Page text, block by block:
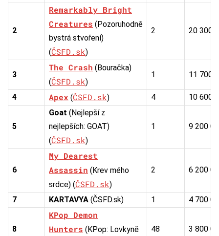
2
Remarkably Bright
Creatures (Pozoruhodně
bystrá stvoření)
(ČSFD.sk)
2 20 300
3
The Crash (Bouračka)
(ČSFD.sk)
1 11 700
4 Apex (ČSFD.sk) 4 10 600
5
Goat (Nejlepší z
nejlepších: GOAT)
(ČSFD.sk)
1 9 200
6
My Dearest
Assassin (Krev mého
srdce) (ČSFD.sk)
2 6 200
7 KARTAVYA (ČSFD.sk) 1 4 700
8
KPop Demon
Hunters (KPop: Lovkyně
48 3 800